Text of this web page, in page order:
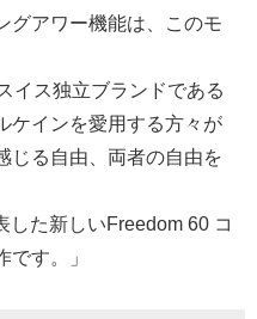
グアワー機能は、このモ
イス独立ブランドである
ケインを愛用する方々が
じる自由、両者の自由を
した新しいFreedom 60 コ
す。」